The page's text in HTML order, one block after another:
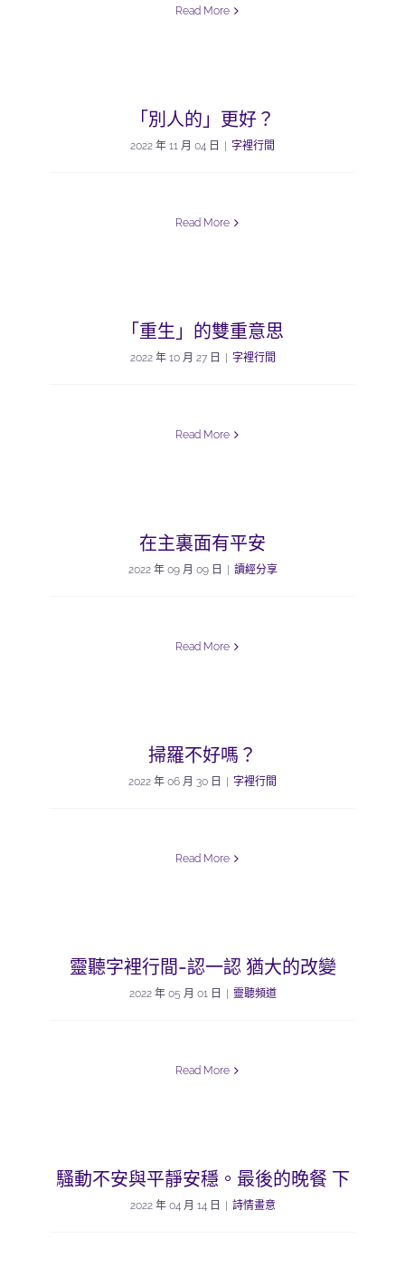
Read More
「別人的」更好？
2022 年 11 月 04 日 字裡行間
Read More
「重生」的雙重意思
2022 年 10 月 27 日 字裡行間
Read More
在主裏面有平安
2022 年 09 月 09 日 讀經分享
Read More
掃羅不好嗎？
2022 年 06 月 30 日 字裡行間
Read More
靈聽字裡行間-認一認 猶大的改變
2022 年 05 月 01 日 靈聽頻道
Read More
騷動不安與平靜安穩。最後的晚餐 下
2022 年 04 月 14 日 詩情畫意